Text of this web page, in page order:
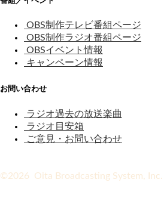
OBS制作テレビ番組ページ
OBS制作ラジオ番組ページ
OBSイベント情報
キャンペーン情報
お問い合わせ
ラジオ過去の放送楽曲
ラジオ目安箱
ご意見・お問い合わせ
©2026 Oita Broadcasting System, Inc.